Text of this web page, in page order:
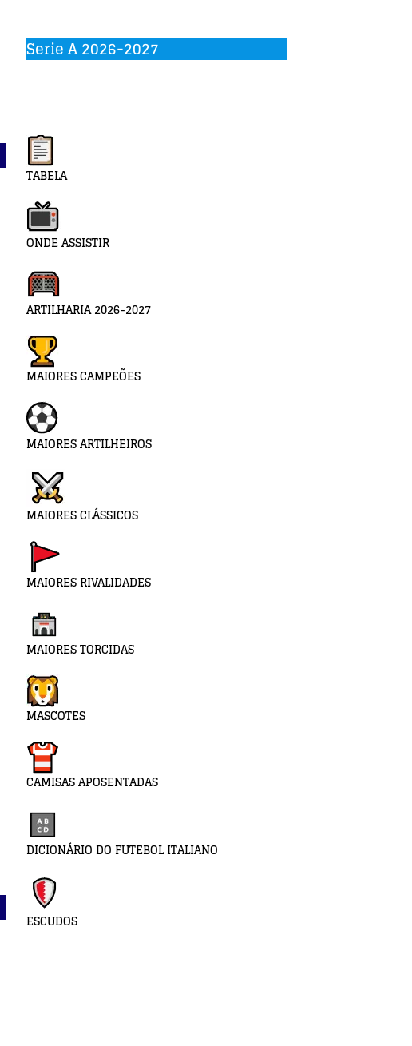
Serie A 2026-2027
TABELA
ONDE ASSISTIR
ARTILHARIA 2026-2027
MAIORES CAMPEÕES
MAIORES ARTILHEIROS
MAIORES CLÁSSICOS
MAIORES RIVALIDADES
MAIORES TORCIDAS
MASCOTES
CAMISAS APOSENTADAS
DICIONÁRIO DO FUTEBOL ITALIANO
ESCUDOS